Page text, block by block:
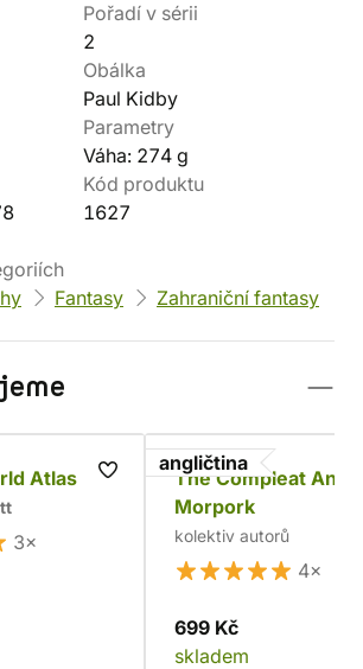
Pořadí v sérii
2
Obálka
Paul Kidby
Parametry
Váha: 274 g
Kód produktu
1627
Fantasy Zahraniční fantasy
Atlas
3×
angličtina
The Compleat
Morpork
kolektiv autorů
4×
699 Kč
skladem